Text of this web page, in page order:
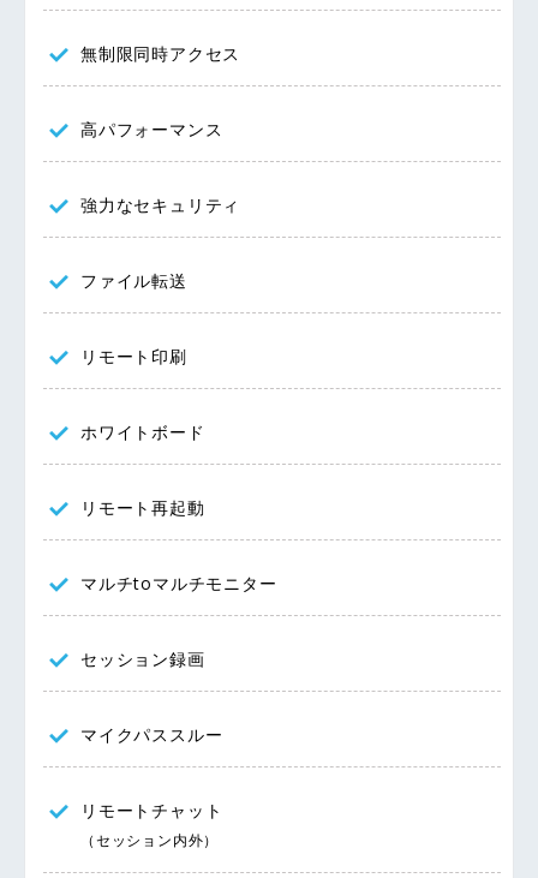
無制限同時アクセス
高パフォーマンス
強力なセキュリティ
ファイル転送
リモート印刷
ホワイトボード
リモート再起動
マルチtoマルチモニター
セッション録画
マイクパススルー
リモートチャット
（セッション内外）